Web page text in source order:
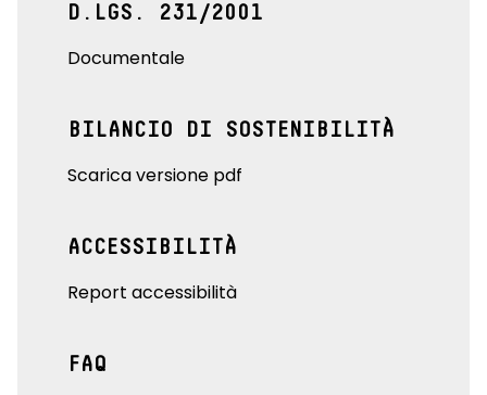
D.LGS. 231/2001
Documentale
BILANCIO DI SOSTENIBILITÀ
Scarica versione pdf
ACCESSIBILITÀ
Report accessibilità
FAQ